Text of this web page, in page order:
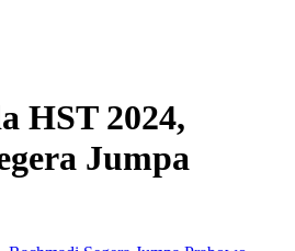
HST 2024,
Jumpa